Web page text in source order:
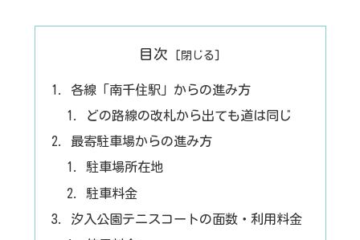
目次
各線「南千住駅」からの進み方
どの路線の改札から出ても道は同じ
最寄駐車場からの進み方
駐車場所在地
駐車料金
汐入公園テニスコートの面数・利用料金